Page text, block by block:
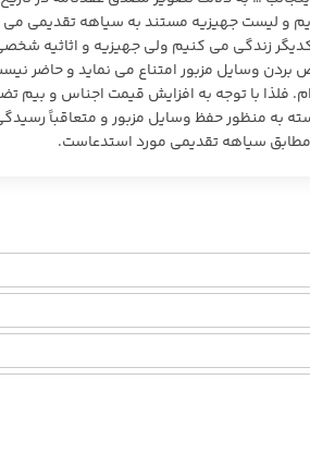
و لیست جهیزیه مستند به سیاهه تقدیمی
زندگی می کنیم ولی جهیزیه و اثاثیه
وسایل مزبور امتناع می نماید و حاضر
فلذا با توجه به افزایش قیمت اجناس و
به منظور حفظ وسایل مزبور و متعاقباً
مطابق سیاهه تقدیمی مورد استدعاست.